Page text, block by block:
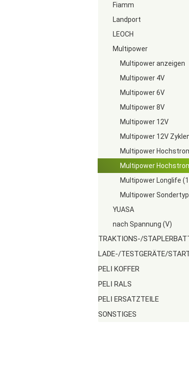
Fiamm
Landport
LEOCH
Multipower
Multipower anzeigen
Multipower 4V
Multipower 6V
Multipower 8V
Multipower 12V
Multipower 12V
Multipower
Multipower
Multipower Longlife
Multipower
YUASA
nach Spannung (V)
TRAKTIONS-/
LADE-/TESTGERÄTE/
PELI KOFFER
PELI RALS
PELI ERSATZTEILE
SONSTIGES